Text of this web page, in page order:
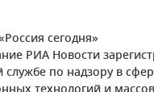
сегодня»
РИА Новости
по надзору в